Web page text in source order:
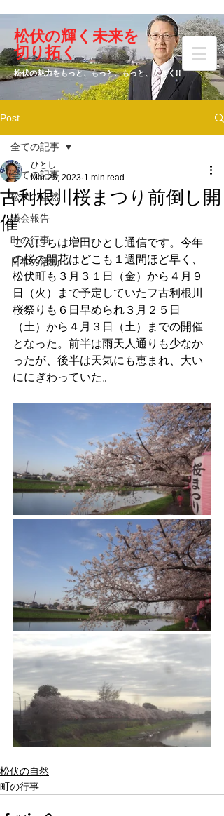
​増田 ひとし
​松伏の輝く未来を
切り拓く
松伏の魅力をもっと、もっと、もっと、大きく!!
元松伏町議会議員
Post
全ての記事
松伏の自然
議会報告
町の行事
日常の活動
全ての記事
古利根川桜まつり前倒し開
催
ひとし
Mar 25, 2023 1 min read
こんにちは増田ひとし通信です。今年
の桜の開花はどこも１週間ほど早く、
松伏町も３月３１日（金）から４月９
日（火）まで予定していたフ古利根川
桜祭りも６日早められ３月２５日
（土）から４月３日（土）までの開催
となった。前半は雨天人通りも少なか
ったが、後半は天気にも恵まれ、大い
ににぎわっていた。
松伏の自然
町の行事